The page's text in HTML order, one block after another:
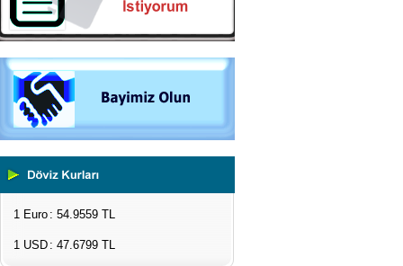
1 Euro : 54.9559 TL
1 USD : 47.6799 TL